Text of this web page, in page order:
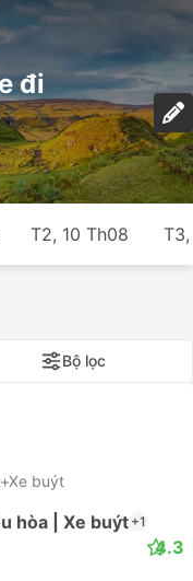
đi
T2, 10 Th08 T3,
Bộ lọc
buýt
hòa | Xe buýt +1
4.3